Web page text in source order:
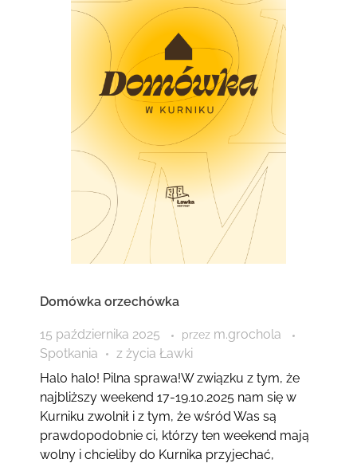
Domówka orzechówka
15 października 2025 przez m.grochola
Spotkania
z życia Ławki
Halo halo! Pilna sprawa!W związku z tym, że
najbliższy weekend 17-19.10.2025 nam się w
Kurniku zwolnił i z tym, że wśród Was są
prawdopodobnie ci, którzy ten weekend mają
wolny i chcieliby do Kurnika przyjechać,